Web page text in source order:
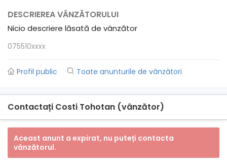
DESCRIEREA VÂNZĂTORULUI
Nicio descriere lăsată de vânzător
075510xxxx
Profil public Toate anunturile de vânzători
Contactați Costi Tohotan (vânzător)
Aceast anunt a expirat, nu puteți contacta
vânzătorul.